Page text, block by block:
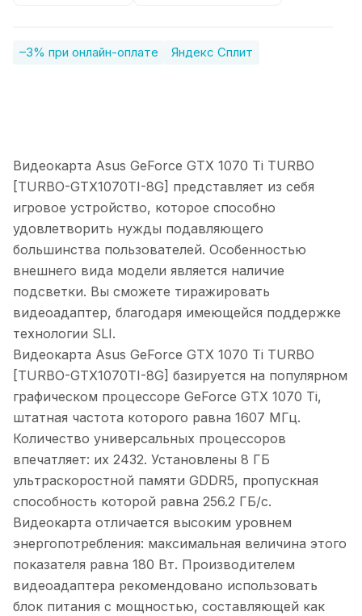
–3% при онлайн-оплате Яндекс Сплит
Видеокарта Asus GeForce GTX 1070 Ti TURBO
[TURBO-GTX1070TI-8G] представляет из себя
игровое устройство, которое способно
удовлетворить нужды подавляющего
большинства пользователей. Особенностью
внешнего вида модели является наличие
подсветки. Вы сможете тиражировать
видеоадаптер, благодаря имеющейся поддержке
технологии SLI.
Видеокарта Asus GeForce GTX 1070 Ti TURBO
[TURBO-GTX1070TI-8G] базируется на популярном
графическом процессоре GeForce GTX 1070 Ti,
штатная частота которого равна 1607 МГц.
Количество универсальных процессоров
впечатляет: их 2432. Установлены 8 ГБ
ультраскоростной памяти GDDR5, пропускная
способность которой равна 256.2 ГБ/с.
Видеокарта отличается высоким уровнем
энергопотребления: максимальная величина этого
показателя равна 180 Вт. Производителем
видеоадаптера рекомендовано использовать
блок питания с мощностью, составляющей как